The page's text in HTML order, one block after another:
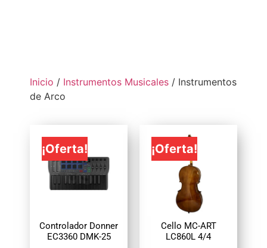
Inicio / Instrumentos Musicales / Instrumentos
de Arco
¡Oferta!
Controlador Donner
EC3360 DMK-25
¡Oferta!
Cello MC-ART
LC860L 4/4